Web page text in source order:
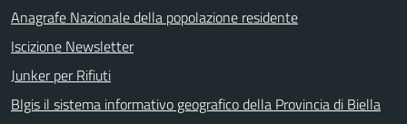
Anagrafe Nazionale della popolazione residente
Iscizione Newsletter
Junker per Rifiuti
BIgis il sistema informativo geografico della Provincia di Biella